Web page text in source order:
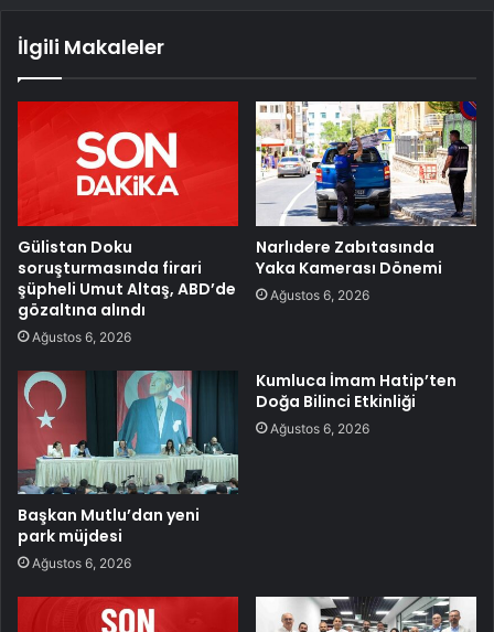
İlgili Makaleler
Gülistan Doku
soruşturmasında firari
şüpheli Umut Altaş, ABD’de
gözaltına alındı
Ağustos 6, 2026
Narlıdere Zabıtasında
Yaka Kamerası Dönemi
Ağustos 6, 2026
Başkan Mutlu’dan yeni
park müjdesi
Ağustos 6, 2026
Kumluca İmam Hatip’ten
Doğa Bilinci Etkinliği
Ağustos 6, 2026